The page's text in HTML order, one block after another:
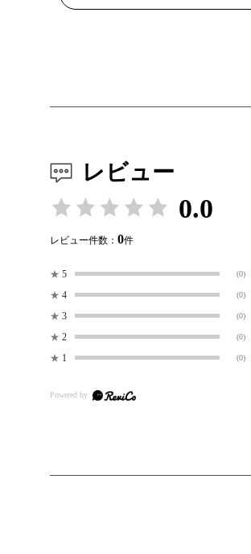
レビュー
0.0
レビュー件数： 0件
★ 5 (0)
★ 4 (0)
★ 3 (0)
★ 2 (0)
★ 1 (0)